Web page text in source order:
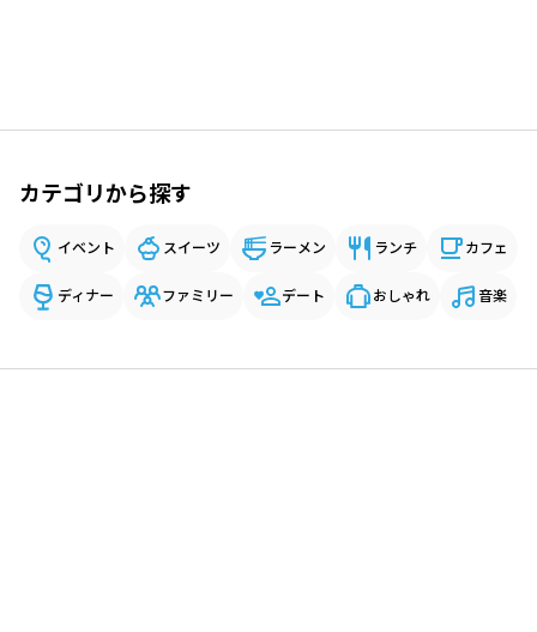
カテゴリから探す
イベント スイーツ ラーメン ランチ カフェ
ディナー ファミリー デート おしゃれ 音楽